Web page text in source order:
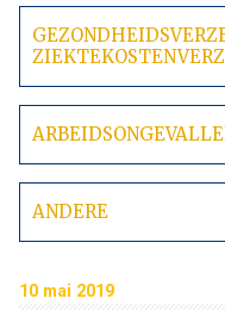
ANDERE
10 mai 2019